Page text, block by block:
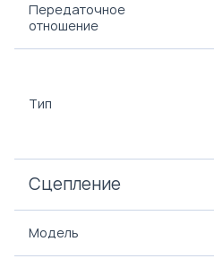
Передаточное
отношение
Тип
Сцепление
Модель